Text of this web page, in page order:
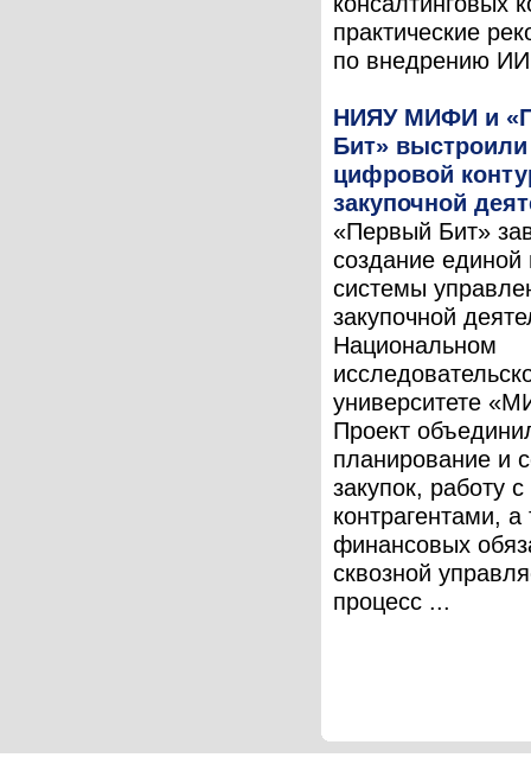
практические
по внедрению
НИЯУ МИФИ и
Бит» выстроили
цифровой
закупочной
«Первый Бит»
создание
системы
закупочной
Национальном
университете
Проект
планирование и
закупок, работу с
контрагентами, а
финансовых
сквозной
процесс ...